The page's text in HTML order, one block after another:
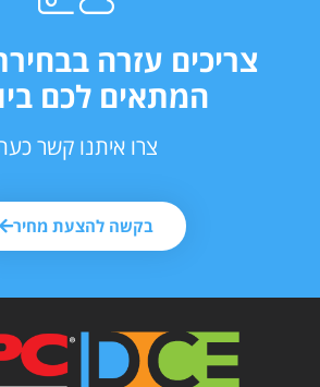
צריכים עזרה
המתאים לכם
צרו איתנו קשר
בקשה להצעת מחיר